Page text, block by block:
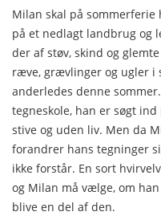
Milan skal på sommerferie
på et nedlagt landbrug og
der af støv, skind og
ræve, grævlinger og ugler i
anderledes denne
tegneskole, han er søgt
stive og uden liv. Men da
forandrer hans tegninger
ikke forstår. En sort
og Milan må vælge, om
blive en del af den.